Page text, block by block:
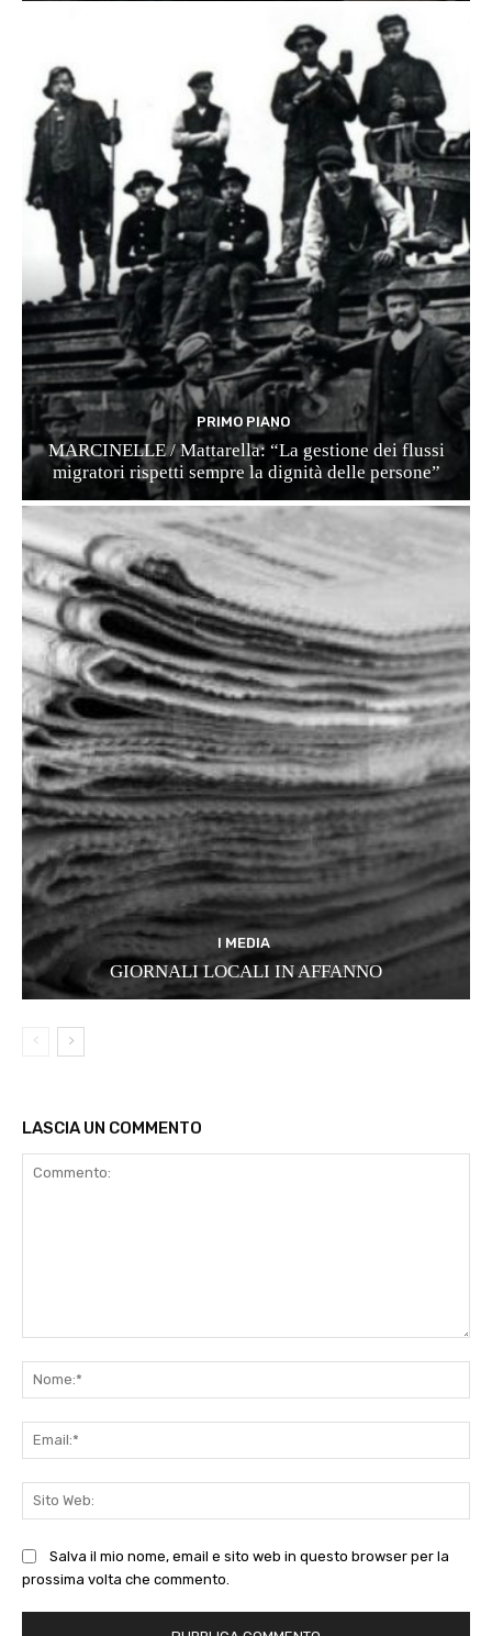
PRIMO PIANO
MARCINELLE / Mattarella: “La gestione dei flussi
migratori rispetti sempre la dignità delle persone”
I MEDIA
GIORNALI LOCALI IN AFFANNO
LASCIA UN COMMENTO
Salva il mio nome, email e sito web in questo browser per la
prossima volta che commento.